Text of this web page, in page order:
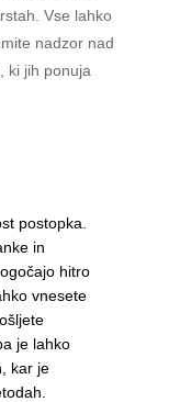
Vse lahko
nadzor nad
ki jih ponuja
postopka.
in
hitro
vnesete
je lahko
kar je